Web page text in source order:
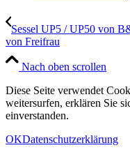
Sessel UP5 / UP50 von
von Freifrau
Nach oben scrollen
Diese Seite verwendet
weitersurfen, erklären Sie
einverstanden.
OKDatenschutzerklärung